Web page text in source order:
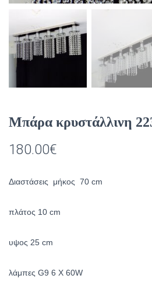
Μπάρα κρυστάλλινη
180.00€
Διαστάσεις μήκος 70 cm
πλάτος 10 cm
υψος 25 cm
λάμπες G9 6 X 60W